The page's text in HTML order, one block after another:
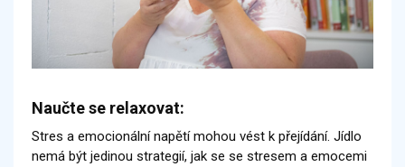
Naučte se relaxovat:
Stres a emocionální napětí mohou vést k přejídání. Jídlo
nemá být jedinou strategií, jak se se stresem a emocemi